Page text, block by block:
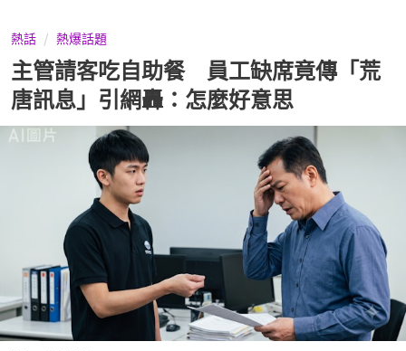
熱話 熱爆話題
主管請客吃自助餐 員工缺席竟傳「荒
唐訊息」引網轟：怎麼好意思